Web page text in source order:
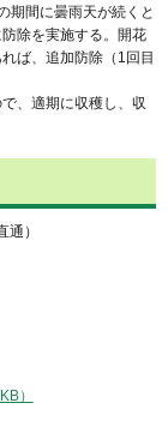
期間に曇雨天が続くと
除を実施する。開花
ば、追加防除（1回目
、適期に収穫し、収
）
）